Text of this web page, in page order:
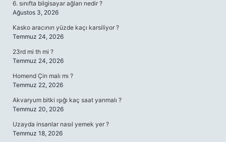
6. sınıfta bilgisayar ağları nedir ?
Ağustos 3, 2026
Kasko aracının yüzde kaçı karsiliyor ?
Temmuz 24, 2026
23rd mi th mi ?
Temmuz 24, 2026
Homend Çin malı mı ?
Temmuz 22, 2026
Akvaryum bitki ışığı kaç saat yanmalı ?
Temmuz 20, 2026
Uzayda insanlar nasıl yemek yer ?
Temmuz 18, 2026